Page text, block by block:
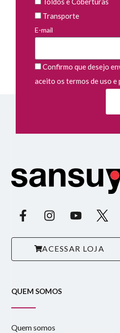
Transporte
E-mail
Confirmo que desejo
aceito os termos de uso
ACESSAR LOJA
QUEM SOMOS
Quem somos